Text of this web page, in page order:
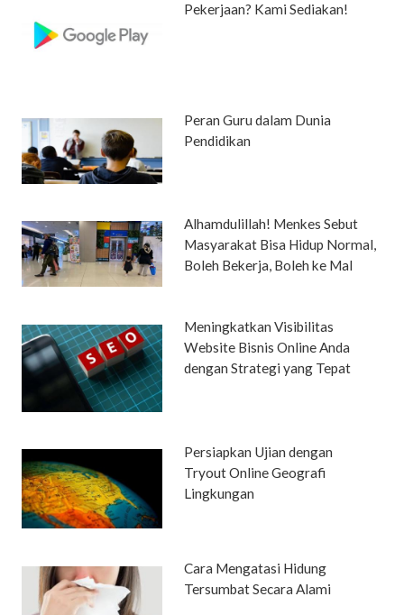
Pekerjaan? Kami Sediakan!
Peran Guru dalam Dunia
Pendidikan
Alhamdulillah! Menkes Sebut
Masyarakat Bisa Hidup Normal,
Boleh Bekerja, Boleh ke Mal
Meningkatkan Visibilitas
Website Bisnis Online Anda
dengan Strategi yang Tepat
Persiapkan Ujian dengan
Tryout Online Geografi
Lingkungan
Cara Mengatasi Hidung
Tersumbat Secara Alami